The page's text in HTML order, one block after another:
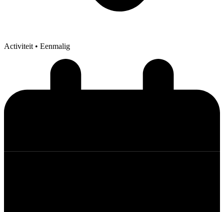
Activiteit • Eenmalig